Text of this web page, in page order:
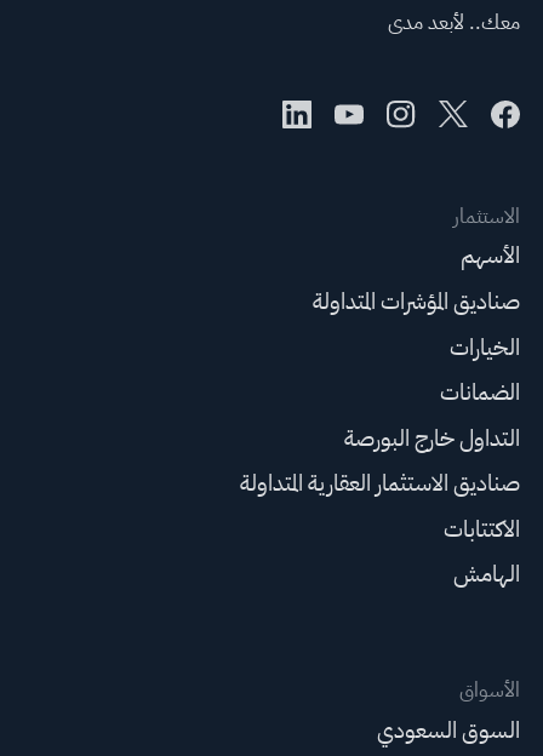
معك.. لأبعد مدى
الاستثمار
الأسهم
صناديق المؤشرات المتداولة
الخيارات
الضمانات
التداول خارج البورصة
صناديق الاستثمار العقارية المتداولة
الاكتتابات
الهامش
الأسواق
السوق السعودي